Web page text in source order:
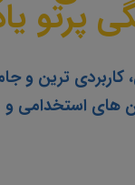
پرتو
کاربردی ترین و
های استخدامی و